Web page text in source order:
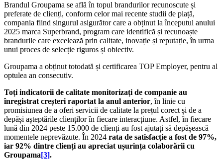
Brandul Groupama se află în topul brandurilor recunoscute și
preferate de clienți, conform celor mai recente studii de piață,
compania fiind singurul asigurător care a obținut la începutul anului
2025 marca Superbrand, program care identifică și recunoaște
brandurile care excelează prin calitate, inovație și reputație, în urma
unui proces de selecție riguros și obiectiv.
Groupama a obținut totodată și certificarea TOP Employer, pentru al
optulea an consecutiv.
Toți indicatorii de calitate monitorizați de companie au
înregistrat creșteri raportat la anul anterior, în linie cu
promisiunea de a oferi servicii de calitate la prețul corect și de a
depăși așteptările clienților în fiecare interacțiune. Astfel, în fiecare
lună din 2024 peste 15.000 de clienți au fost ajutați să depășească
momentele neprevăzute. În 2024 rata de satisfacție a fost de 97%,
iar 92% dintre clienți au apreciat ușurința colaborării cu
Groupama[3].